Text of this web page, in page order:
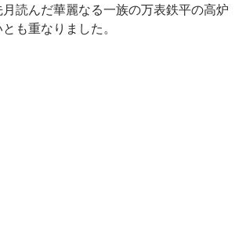
読んだ華麗なる一族の万表鉄平の高炉
も重なりました。